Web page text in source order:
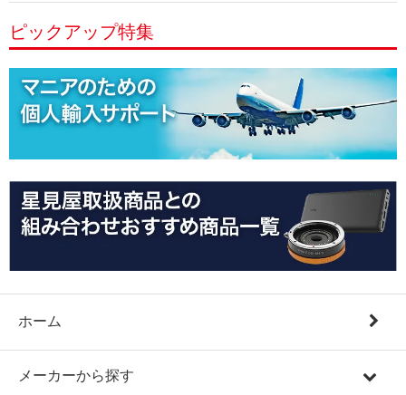
ピックアップ特集
ホーム
メーカーから探す